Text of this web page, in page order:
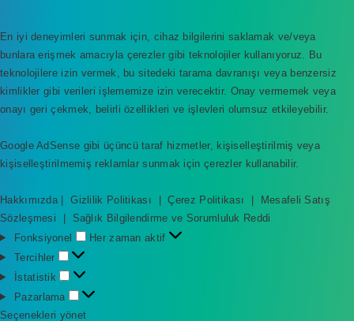
En iyi deneyimleri sunmak için, cihaz bilgilerini saklamak ve/veya
bunlara erişmek amacıyla çerezler gibi teknolojiler kullanıyoruz. Bu
teknolojilere izin vermek, bu sitedeki tarama davranışı veya benzersiz
kimlikler gibi verileri işlememize izin verecektir. Onay vermemek veya
onayı geri çekmek, belirli özellikleri ve işlevleri olumsuz etkileyebilir.
Google AdSense gibi üçüncü taraf hizmetler, kişiselleştirilmiş veya
kişiselleştirilmemiş reklamlar sunmak için çerezler kullanabilir.
Hakkımızda |Gizlilik Politikası |Çerez Politikası | Mesafeli Satış
Sözleşmesi
| Sağlık Bilgilendirme ve Sorumluluk Reddi
Fonksiyonel
F
k
Her zaman aktif
Tercihler
T
e
r
İstatistik
İ
s
t
Pazarlama
P
a
Seçenekleri yönet